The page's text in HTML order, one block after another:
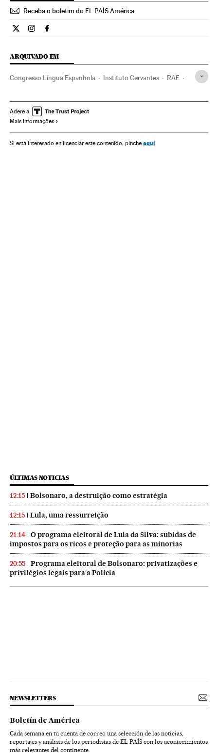
Receba o boletim do EL PAÍS América
Cultura El País Brasil en Twitter
Cultura El País Brasil en Instagram
Cultura El País Brasil en Facebook
ARQUIVADO EM
Congresso Língua Espanhola Instituto Cervantes RAE
Machismo Idiomas Sexismo
Instituições culturais
Relações gênero Eventos Preconceitos
Adere a
Mais informações
Si está interesado en licenciar este contenido, pinche aquí
ÚLTIMAS NOTICIAS
12:15 Bolsonaro, a destruição como estratégia
12:15 Lula, uma ressurreição
21:14
O programa eleitoral de Lula da Silva: subidas de
impostos para os ricos e proteção para as minorias
20:55
Programa eleitoral de Bolsonaro: privatizações e
privilégios legais para a Polícia
NEWSLETTERS
Boletín de América
Cada semana en tu cuenta de correo una selección de las noticias,
reportajes y análisis de los periodistas de EL PAÍS con los acontecimientos
más relevantes del continente.